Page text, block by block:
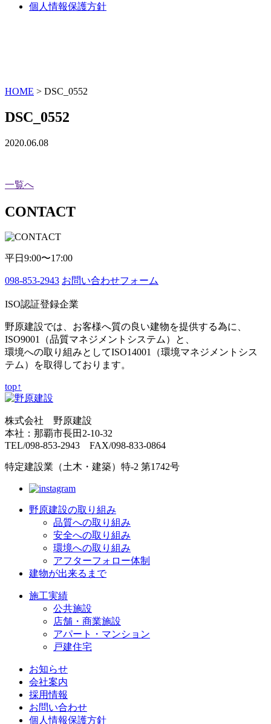
個人情報保護方針
HOME > DSC_0552
DSC_0552
2020.06.08
一覧へ
CONTACT
平日9:00〜17:00
098-853-2943 お問い合わせフォーム
ISO認証登録企業
野原建設では、お客様へ質の良い建物を提供する為に、
ISO9001（品質マネジメントシステム）と、
環境への取り組みとしてISO14001（環境マネジメントシス
テム）を取得しております。
top↑
株式会社 野原建設
本社：那覇市長田2-10-32
TEL/098-853-2943 FAX/098-833-0864
特定建設業（土木・建築）特-2 第1742号
野原建設の取り組み
品質への取り組み
安全への取り組み
環境への取り組み
アフターフォロー体制
建物が出来るまで
施工実績
公共施設
店舗・商業施設
アパート・マンション
戸建住宅
お知らせ
会社案内
採用情報
お問い合わせ
個人情報保護方針